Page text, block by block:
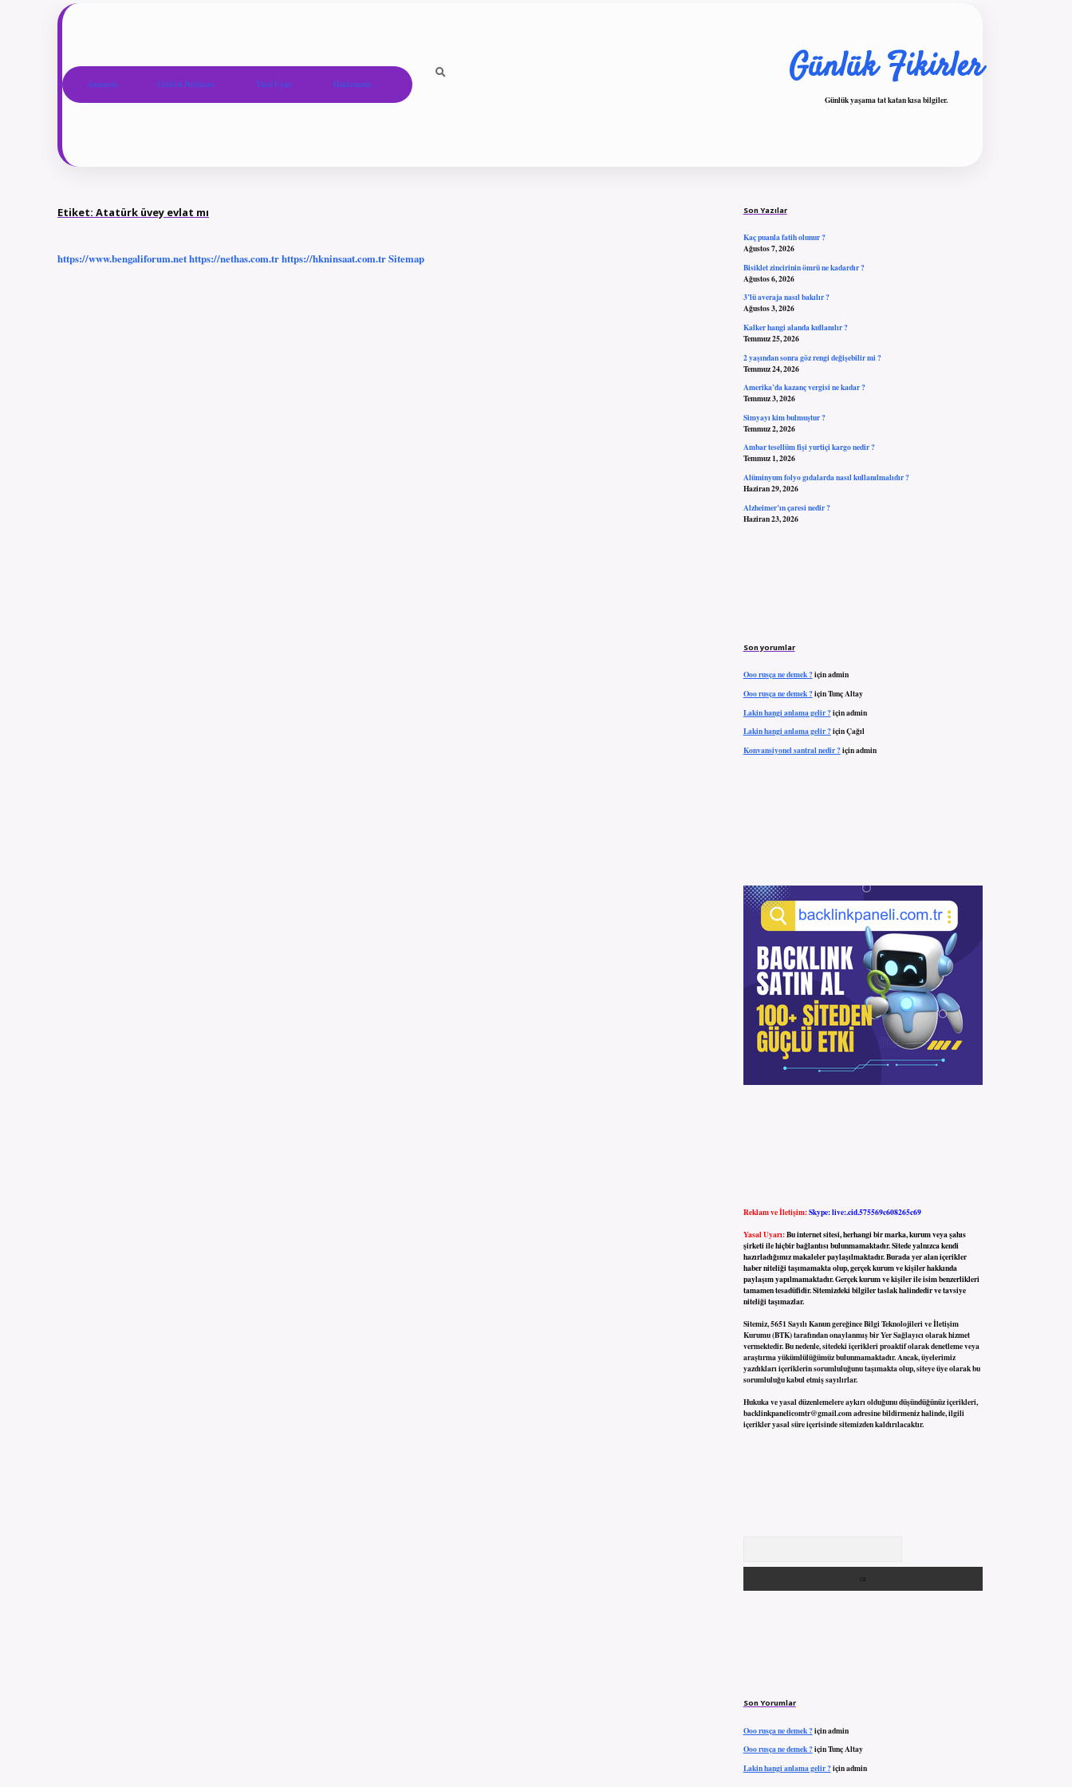
Anasayfa Gizlilik Politikası Yasal Uyarı Hakkımızda Günlük Fikirler
Günlük yaşama tat katan kısa bilgiler.
Etiket: Atatürk üvey evlat mı
https://www.bengaliforum.nethttps://nethas.com.trhttps://hkninsaat.com.trSitemap
Son Yazılar
Kaç puanla fatih olunur ?
Ağustos 7, 2026
Bisiklet zincirinin ömrü ne kadardır ?
Ağustos 6, 2026
3’lü averaja nasıl bakılır ?
Ağustos 3, 2026
Kalker hangi alanda kullanılır ?
Temmuz 25, 2026
2 yaşından sonra göz rengi değişebilir mi ?
Temmuz 24, 2026
Amerika’da kazanç vergisi ne kadar ?
Temmuz 3, 2026
Simyayı kim bulmuştur ?
Temmuz 2, 2026
Ambar tesellüm fişi yurtiçi kargo nedir ?
Temmuz 1, 2026
Alüminyum folyo gıdalarda nasıl kullanılmalıdır ?
Haziran 29, 2026
Alzheimer’ın çaresi nedir ?
Haziran 23, 2026
Son yorumlar
Ooo rusça ne demek ?içinadmin
Ooo rusça ne demek ?içinTunç Altay
Lakin hangi anlama gelir ?içinadmin
Lakin hangi anlama gelir ?içinÇağıl
Konvansiyonel santral nedir ?içinadmin
Reklam ve İletişim:Skype: live:.cid.575569c608265c69
Yasal Uyarı:Bu internet sitesi, herhangi bir marka, kurum veya şahıs
şirketi ile hiçbir bağlantısı bulunmamaktadır. Sitede yalnızca kendi
hazırladığımız makaleler paylaşılmaktadır. Burada yer alan içerikler
haber niteliği taşımamakta olup, gerçek kurum ve kişiler hakkında
paylaşım yapılmamaktadır. Gerçek kurum ve kişiler ile isim benzerlikleri
tamamen tesadüfidir. Sitemizdeki bilgiler taslak halindedir ve tavsiye
niteliği taşımazlar.
Sitemiz, 5651 Sayılı Kanun gereğince Bilgi Teknolojileri ve İletişim
Kurumu (BTK) tarafından onaylanmış bir Yer Sağlayıcı olarak hizmet
vermektedir. Bu nedenle, sitedeki içerikleri proaktif olarak denetleme veya
araştırma yükümlülüğümüz bulunmamaktadır. Ancak, üyelerimiz
yazdıkları içeriklerin sorumluluğunu taşımakta olup, siteye üye olarak bu
sorumluluğu kabul etmiş sayılırlar.
Hukuka ve yasal düzenlemelere aykırı olduğunu düşündüğünüz içerikleri,
backlinkpanelicomtr@gmail.comadresine bildirmeniz halinde, ilgili
içerikler yasal süre içerisinde sitemizden kaldırılacaktır.
Son Yorumlar
Ooo rusça ne demek ?içinadmin
Ooo rusça ne demek ?içinTunç Altay
Lakin hangi anlama gelir ?içinadmin